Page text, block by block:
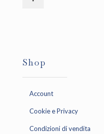
Shop
Account
Cookie e Privacy
Condizioni di vendita